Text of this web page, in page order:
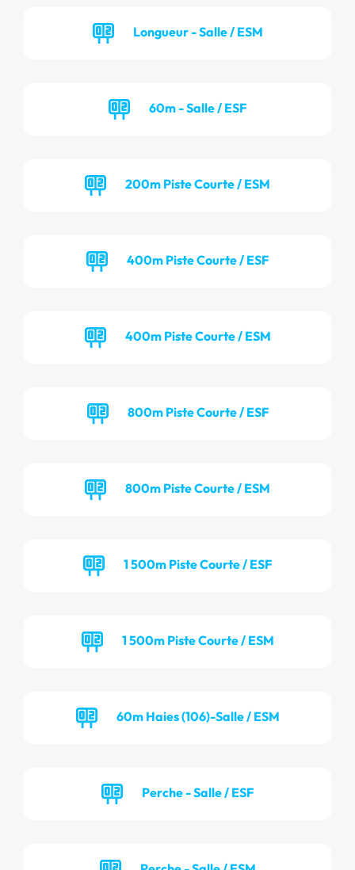
Longueur - Salle / ESM
60m - Salle / ESF
200m Piste Courte / ESM
400m Piste Courte / ESF
400m Piste Courte / ESM
800m Piste Courte / ESF
800m Piste Courte / ESM
1 500m Piste Courte / ESF
1 500m Piste Courte / ESM
60m Haies (106)-Salle / ESM
Perche - Salle / ESF